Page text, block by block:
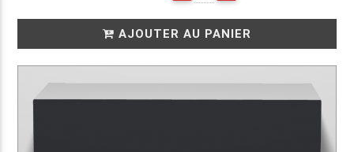
AJOUTER AU PANIER